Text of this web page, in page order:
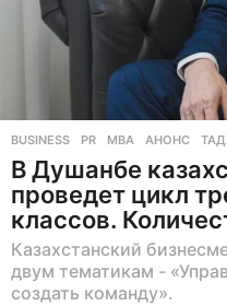
BUSINESS ,PR MBA ,АНОНС ,
В Душанбе
проведет цикл
классов.
Казахстанский
двум тематикам -
создать команду».